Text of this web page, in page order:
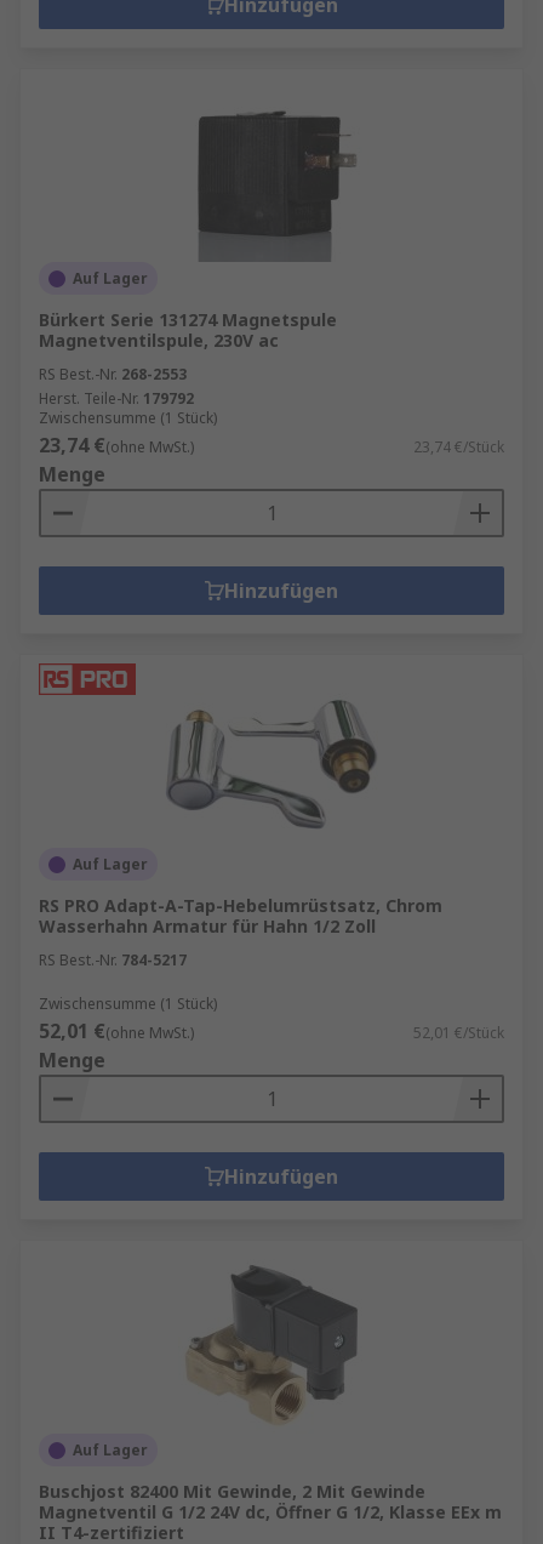
Auf Lager
Bürkert Serie 131274 Magnetspule
Magnetventilspule, 230V ac
RS Best.-Nr. 268-2553
Herst. Teile-Nr. 179792
Zwischensumme (1 Stück)
23,74 €(ohne MwSt.) 23,74 €/Stück
Menge
Hinzufügen
Auf Lager
RS PRO Adapt-A-Tap-Hebelumrüstsatz, Chrom
Wasserhahn Armatur für Hahn 1/2 Zoll
RS Best.-Nr. 784-5217
Zwischensumme (1 Stück)
52,01 €(ohne MwSt.) 52,01 €/Stück
Menge
Hinzufügen
Auf Lager
Buschjost 82400 Mit Gewinde, 2 Mit Gewinde
Magnetventil G 1/2 24V dc, Öffner G 1/2, Klasse EEx m
II T4-zertifiziert